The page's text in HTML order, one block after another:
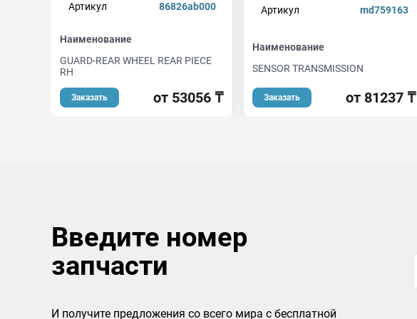
Артикул
86826ab000
Наименование
GUARD-REAR WHEEL REAR PIECE
RH
Заказать от 53056 ₸
Артикул
md759163
Наименование
SENSOR TRANSMISSION
Заказать от 81237 ₸
Введите номер
запчасти
И получите предложения со всего мира с бесплатной